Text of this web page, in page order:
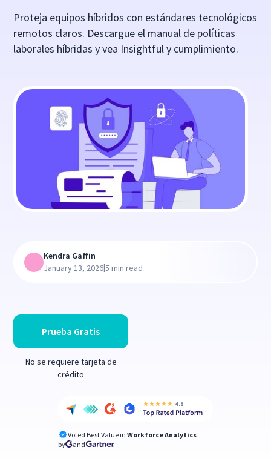
Proteja equipos híbridos con estándares tecnológicos
remotos claros. Descargue el manual de políticas
laborales híbridas y vea Insightful y cumplimiento.
Prueba Gratis
No se requiere tarjeta de
crédito
Voted Best Value in Workforce Analytics
by
and
Kendra Gaffin
January 13, 2026|5 min read